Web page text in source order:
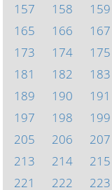
157
158 159
165
166 167
173
174 175
181
182 183
189
190 191
197
198 199
205
206 207
213
214 215
221
222 223